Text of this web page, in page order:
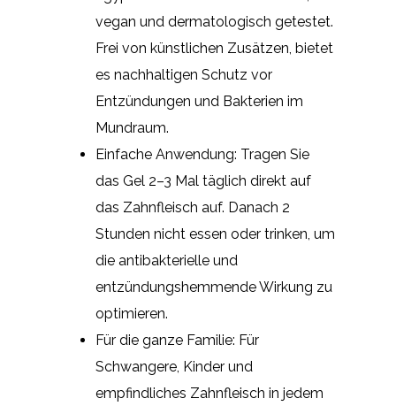
vegan und dermatologisch getestet.
Frei von künstlichen Zusätzen, bietet
es nachhaltigen Schutz vor
Entzündungen und Bakterien im
Mundraum.
Einfache Anwendung: Tragen Sie
das Gel 2–3 Mal täglich direkt auf
das Zahnfleisch auf. Danach 2
Stunden nicht essen oder trinken, um
die antibakterielle und
entzündungshemmende Wirkung zu
optimieren.
Für die ganze Familie: Für
Schwangere, Kinder und
empfindliches Zahnfleisch in jedem